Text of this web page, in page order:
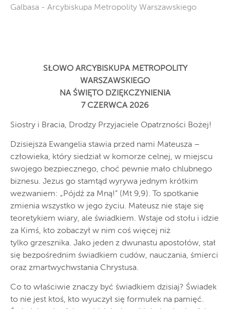
Galbasa - Arcybiskupa Metropolity Warszawskiego
SŁOWO ARCYBISKUPA METROPOLITY
WARSZAWSKIEGO
NA ŚWIĘTO DZIĘKCZYNIENIA
7 CZERWCA 2026
Siostry i Bracia, Drodzy Przyjaciele Opatrzności Bożej!
Dzisiejsza Ewangelia stawia przed nami Mateusza –
człowieka, który siedział w komorze celnej, w miejscu
swojego bezpiecznego, choć pewnie mało chlubnego
biznesu. Jezus go stamtąd wyrywa jednym krótkim
wezwaniem: „Pójdź za Mną!” (Mt 9,9). To spotkanie
zmienia wszystko w jego życiu. Mateusz nie staje się
teoretykiem wiary, ale świadkiem. Wstaje od stołu i idzie
za Kimś, kto zobaczył w nim coś więcej niż
tylko grzesznika. Jako jeden z dwunastu apostołów, stał
się bezpośrednim świadkiem cudów, nauczania, śmierci
oraz zmartwychwstania Chrystusa.
Co to właściwie znaczy być świadkiem dzisiaj? Świadek
to nie jest ktoś, kto wyuczył się formułek na pamięć.